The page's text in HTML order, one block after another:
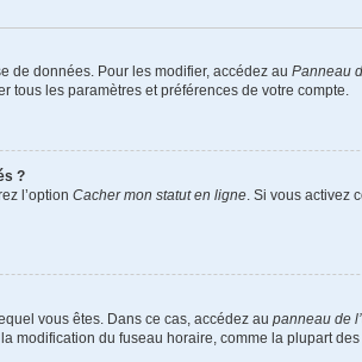
de données. Pour les modifier, accédez au Panneau
tous les paramètres et préférences de votre compte.
?
l’option Cacher mon statut en ligne . Si vous activez
vous êtes. Dans ce cas, accédez au panneau de
modification du fuseau horaire, comme la plupart